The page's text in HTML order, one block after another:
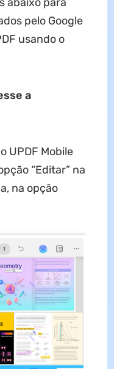
pelo Google
usando o
a
UPDF Mobile
“Editar” na
na opção